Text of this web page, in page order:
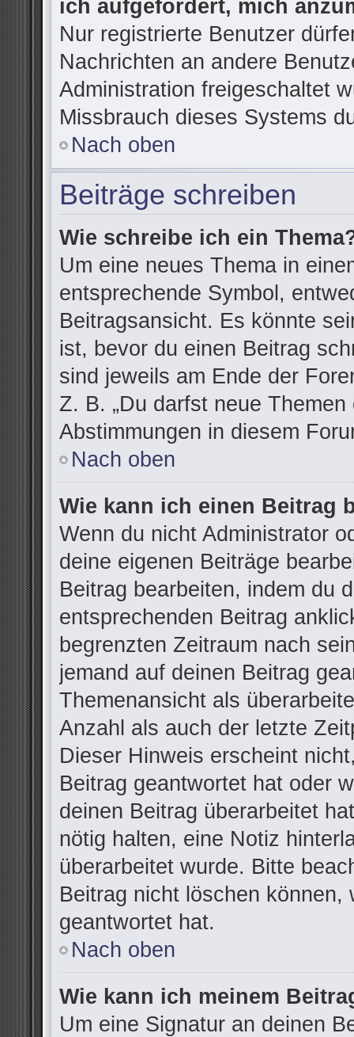
ich aufgefordert, mich
Nur registrierte Benutzer
Nachrichten an andere
Administration freigeschaltet
Missbrauch dieses Systems
Nach oben
Beiträge schreiben
Wie schreibe ich ein
Um eine neues Thema in
entsprechende Symbol,
Beitragsansicht. Es könnte
ist, bevor du einen Beitrag
sind jeweils am Ende der
Z. B. „Du darfst neue Themen
Abstimmungen in diesem
Nach oben
Wie kann ich einen Beitrag
Wenn du nicht Administrator
deine eigenen Beiträge
Beitrag bearbeiten, indem du
entsprechenden Beitrag
begrenzten Zeitraum nach
jemand auf deinen Beitrag
Themenansicht als
Anzahl als auch der letzte
Dieser Hinweis erscheint
Beitrag geantwortet hat oder
deinen Beitrag überarbeitet
nötig halten, eine Notiz
überarbeitet wurde. Bitte
Beitrag nicht löschen können,
geantwortet hat.
Nach oben
Wie kann ich meinem
Um eine Signatur an deinen